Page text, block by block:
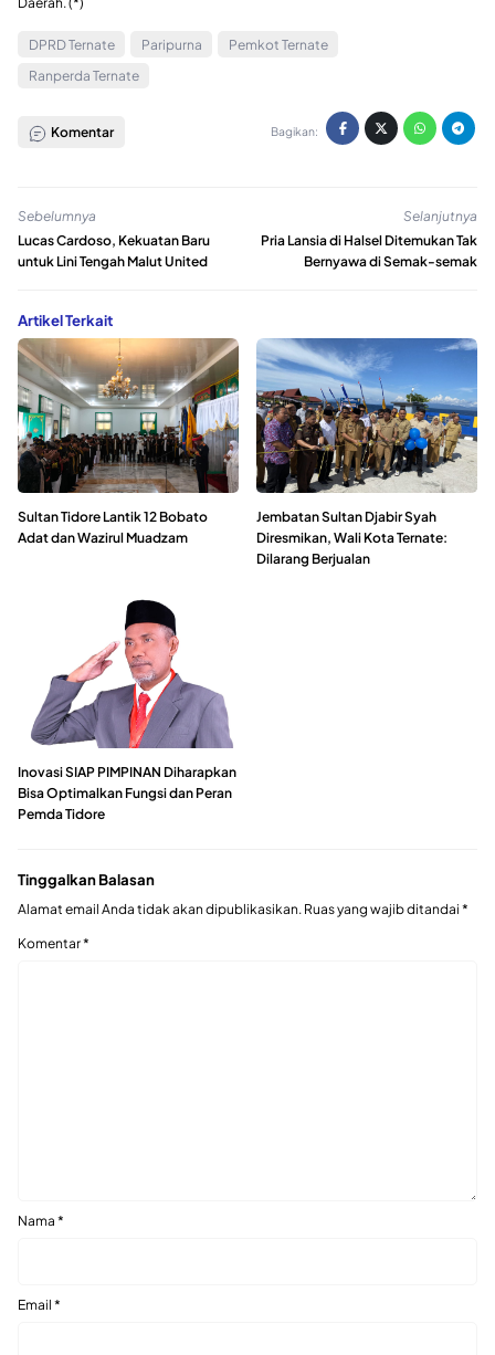
DPRD Ternate Paripurna
Pemkot Ternate
Ranperda Ternate
Komentar Bagikan:
Sebelumnya
Lucas Cardoso, Kekuatan Baru
untuk Lini Tengah Malut United
Selanjutnya
Pria Lansia di Halsel Ditemukan Tak
Bernyawa di Semak-semak
Artikel Terkait
Sultan Tidore Lantik 12 Bobato
Adat dan Wazirul Muadzam
Jembatan Sultan Djabir Syah
Diresmikan, Wali Kota Ternate:
Dilarang Berjualan
Inovasi SIAP PIMPINAN Diharapkan
Bisa Optimalkan Fungsi dan Peran
Pemda Tidore
Tinggalkan Balasan
Alamat email Anda tidak akan dipublikasikan. Ruas yang wajib ditandai *
Komentar*
Nama *
Email *